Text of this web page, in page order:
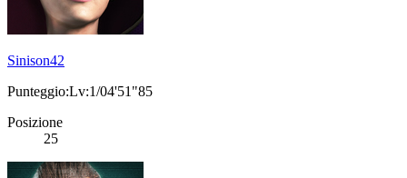
Sinison42
Punteggio:Lv:1/04'51"85
Posizione
25